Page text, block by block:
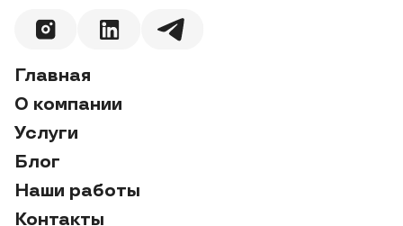
Главная
Главная
О компании
О компании
Услуги
Услуги
Блог
Блог
Наши работы
Наши работы
Контакты